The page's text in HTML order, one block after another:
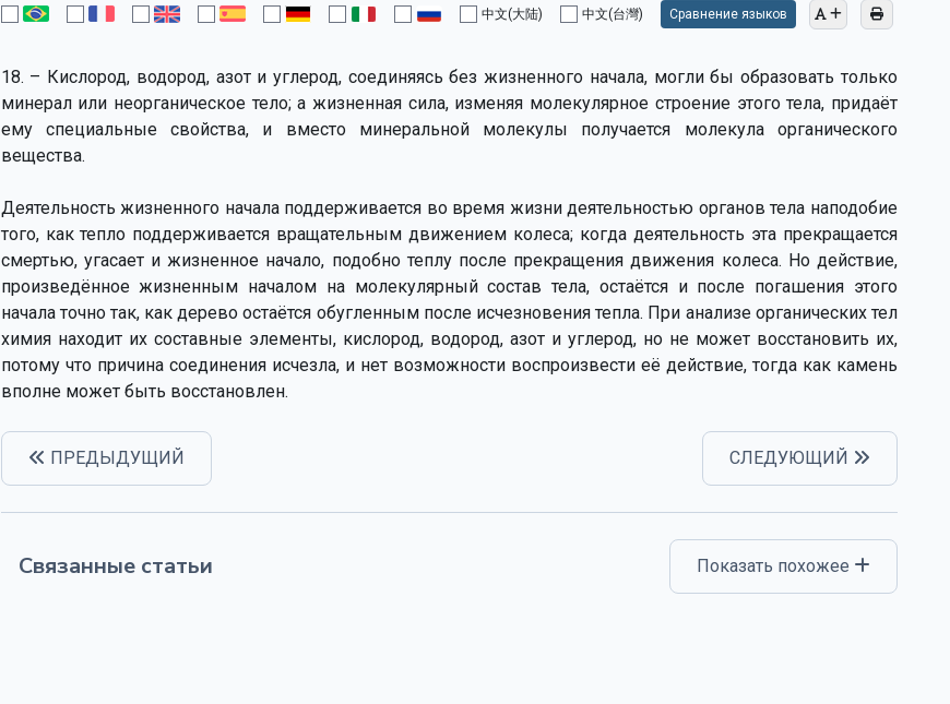
中文(大陆) 中文(台灣) Сравнение языков
18. – Кислород, водород, азот и углерод, соединяясь без жизненного начала, могли бы образовать только
минерал или неорганическое тело; а жизненная сила, изменяя молекулярное строение этого тела, придаёт
ему специальные свойства, и вместо минеральной молекулы получается молекула органического
вещества.
Деятельность жизненного начала поддерживается во время жизни деятельностью органов тела наподобие
того, как тепло поддерживается вращательным движением колеса; когда деятельность эта прекращается
смертью, угасает и жизненное начало, подобно теплу после прекращения движения колеса. Но действие,
произведённое жизненным началом на молекулярный состав тела, остаётся и после погашения этого
начала точно так, как дерево остаётся обугленным после исчезновения тепла. При анализе органических тел
химия находит их составные элементы, кислород, водород, азот и углерод, но не может восстановить их,
потому что причина соединения исчезла, и нет возможности воспроизвести её действие, тогда как камень
вполне может быть восстановлен.
ПРЕДЫДУЩИЙ СЛЕДУЮЩИЙ
Связанные статьи Показать похожее